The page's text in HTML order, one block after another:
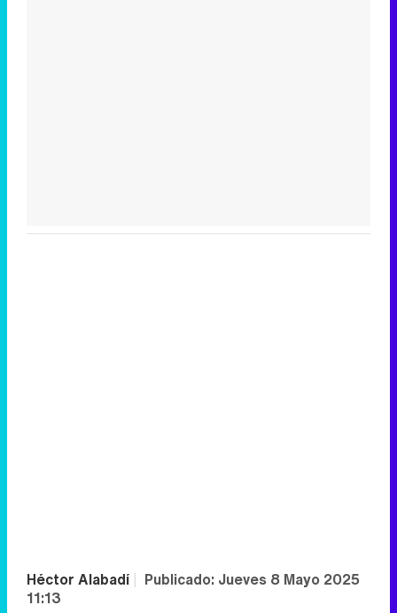
Héctor Alabadí | Publicado: Jueves 8 Mayo 2025
11:13